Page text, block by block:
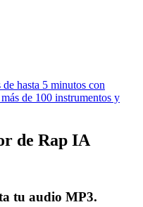
hasta 5 minutos con
de 100 instrumentos y
de Rap IA
tu audio MP3.